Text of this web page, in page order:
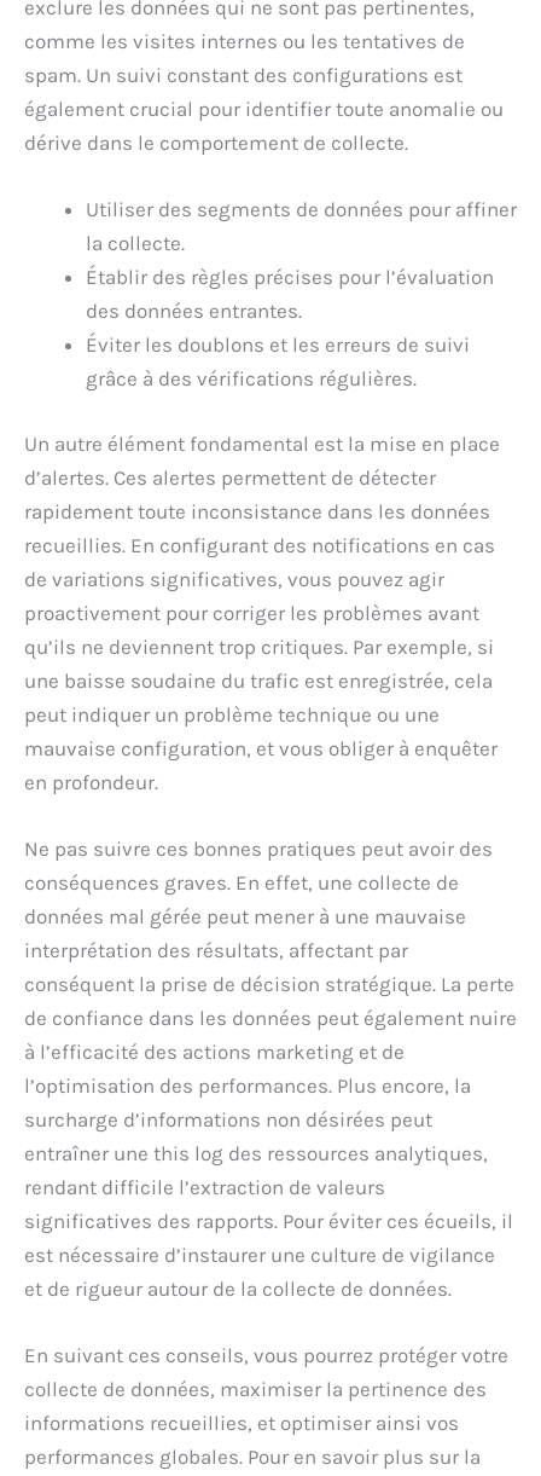
exclure les données qui ne sont pas pertinentes,
comme les visites internes ou les tentatives de
spam. Un suivi constant des configurations est
également crucial pour identifier toute anomalie ou
dérive dans le comportement de collecte.
Utiliser des segments de données pour affiner
la collecte.
Établir des règles précises pour l’évaluation
des données entrantes.
Éviter les doublons et les erreurs de suivi
grâce à des vérifications régulières.
Un autre élément fondamental est la mise en place
d’alertes. Ces alertes permettent de détecter
rapidement toute inconsistance dans les données
recueillies. En configurant des notifications en cas
de variations significatives, vous pouvez agir
proactivement pour corriger les problèmes avant
qu’ils ne deviennent trop critiques. Par exemple, si
une baisse soudaine du trafic est enregistrée, cela
peut indiquer un problème technique ou une
mauvaise configuration, et vous obliger à enquêter
en profondeur.
Ne pas suivre ces bonnes pratiques peut avoir des
conséquences graves. En effet, une collecte de
données mal gérée peut mener à une mauvaise
interprétation des résultats, affectant par
conséquent la prise de décision stratégique. La perte
de confiance dans les données peut également nuire
à l’efficacité des actions marketing et de
l’optimisation des performances. Plus encore, la
surcharge d’informations non désirées peut
entraîner une this log des ressources analytiques,
rendant difficile l’extraction de valeurs
significatives des rapports. Pour éviter ces écueils, il
est nécessaire d’instaurer une culture de vigilance
et de rigueur autour de la collecte de données.
En suivant ces conseils, vous pourrez protéger votre
collecte de données, maximiser la pertinence des
informations recueillies, et optimiser ainsi vos
performances globales. Pour en savoir plus sur la